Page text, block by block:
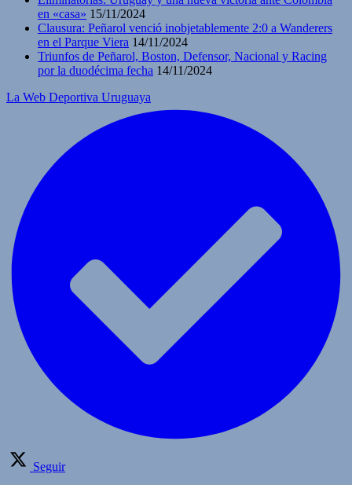
en «casa» 15/11/2024
Clausura: Peñarol venció inobjetablemente 2:0 a Wanderers
en el Parque Viera 14/11/2024
Triunfos de Peñarol, Boston, Defensor, Nacional y Racing
por la duodécima fecha 14/11/2024
La Web Deportiva Uruguaya
Seguir